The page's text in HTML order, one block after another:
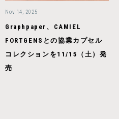
Nov 14, 2025
Graphpaper、CAMIEL
FORTGENSとの協業カプセル
コレクションを11/15（土）発
売